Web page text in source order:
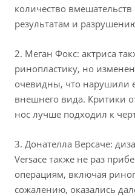
количество
результатам и
2. Меган Фокс: актриса
ринопластику, но
очевидны, что нарушили
внешнего вида. Критики
нос лучше подходил к
3. Донателла Версаче:
Versace также не раз
операциям, включая
сожалению, оказались